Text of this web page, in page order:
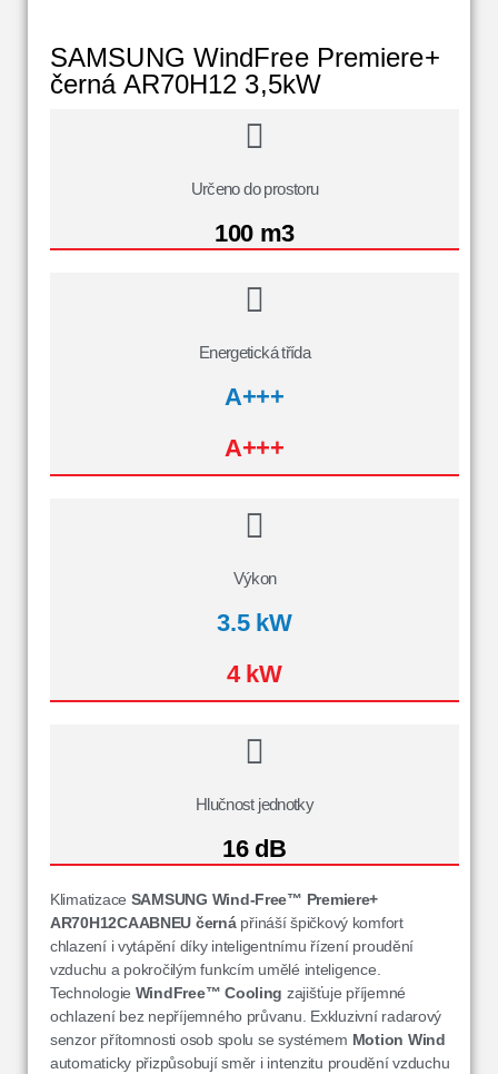
SAMSUNG WindFree Premiere+
černá AR70H12 3,5kW
Určeno do prostoru
100 m3
Energetická třída
A+++
A+++
Výkon
3.5 kW
4 kW
Hlučnost jednotky
16 dB
Klimatizace SAMSUNG Wind-Free™ Premiere+
AR70H12CAABNEU černápřináší špičkový komfort
chlazení i vytápění díky inteligentnímu řízení proudění
vzduchu a pokročilým funkcím umělé inteligence.
Technologie WindFree™ Cooling zajišťuje příjemné
ochlazení bez nepříjemného průvanu. Exkluzivní radarový
senzor přítomnosti osob spolu se systémem Motion Wind
automaticky přizpůsobují směr i intenzitu proudění vzduchu